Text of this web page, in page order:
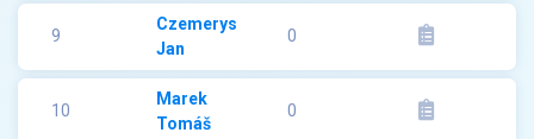
9
Czemerys
Jan
0
10
Marek
Tomáš
0